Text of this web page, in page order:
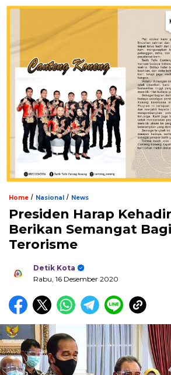
Home / Nasional / News
Presiden Harap
Berikan Semangat
Terorisme
Detik Kota
Rabu, 16 Desember 2020